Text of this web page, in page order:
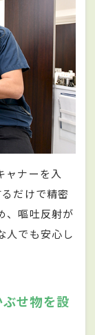
ャナーを入
だけで精密
、嘔吐反射が
人でも安心し
せ物を設